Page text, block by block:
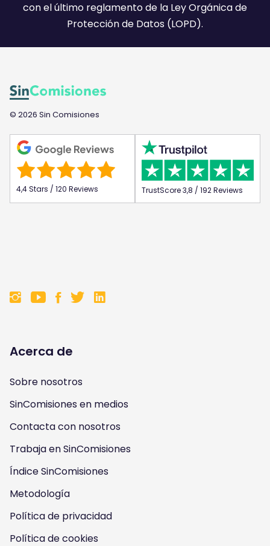
con el último reglamento de la Ley Orgánica de
Protección de Datos (LOPD).
© 2026 Sin Comisiones
4,4 Stars / 120 Reviews TrustScore 3,8 / 192 Reviews
F
l
l
o
w
u
s
o
n
F
l
o
w
u
s
o
n
F
l
o
w
u
s
o
n
F
l
o
w
u
s
n
Acerca de
Sobre nosotros
SinComisiones en medios
Contacta con nosotros
Trabaja en SinComisiones
Índice SinComisiones
Metodología
Política de privacidad
Política de cookies